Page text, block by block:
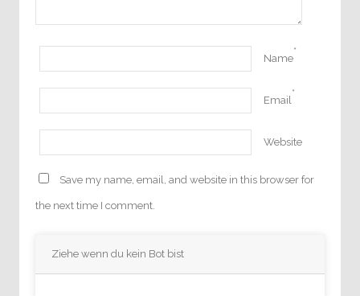
Name
*
Email
*
Website
Save my name, email, and website in this browser for
the next time I comment.
Ziehe wenn du kein Bot bist